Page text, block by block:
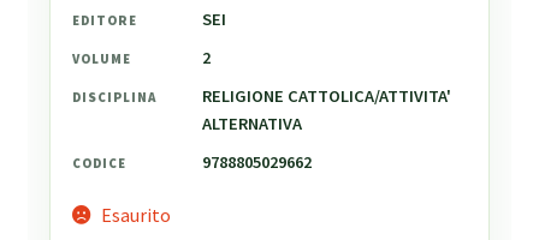
EDITORE SEI
VOLUME 2
DISCIPLINA
RELIGIONE CATTOLICA/ATTIVITA'
ALTERNATIVA
CODICE 9788805029662
Esaurito